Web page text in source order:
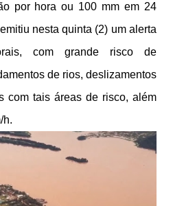
por hora ou 100 mm em 24
nesta quinta (2) um alerta
com grande risco de
de rios, deslizamentos
com tais áreas de risco, além
h.